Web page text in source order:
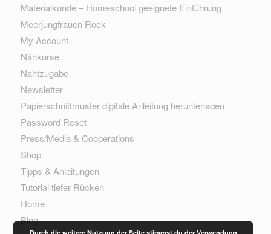
Materialkunde – Homeschool geeignete Einführung
Meerjungfrauen Rock
My Account
Nähkurse
Nahtzugabe
Newsletter
Papierschnittmuster digitale Anleitung herunterladen
Password Reset
Press/Media & Cooperations
Shop
Tipps & Anleitungen
Tutorial tiefer Rücken
Home
Blog